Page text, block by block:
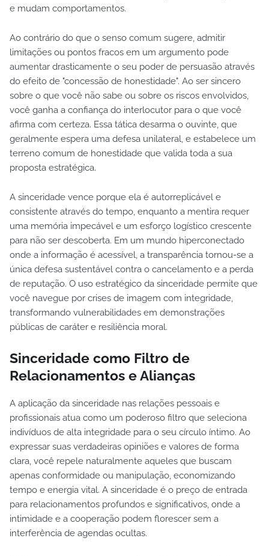
e mudam comportamentos.
Ao contrário do que o senso comum sugere, admitir
limitações ou pontos fracos em um argumento pode
aumentar drasticamente o seu poder de persuasão através
do efeito de "concessão de honestidade". Ao ser sincero
sobre o que você não sabe ou sobre os riscos envolvidos,
você ganha a confiança do interlocutor para o que você
afirma com certeza. Essa tática desarma o ouvinte, que
geralmente espera uma defesa unilateral, e estabelece um
terreno comum de honestidade que valida toda a sua
proposta estratégica.
A sinceridade vence porque ela é autorreplicável e
consistente através do tempo, enquanto a mentira requer
uma memória impecável e um esforço logístico crescente
para não ser descoberta. Em um mundo hiperconectado
onde a informação é acessível, a transparência tornou-se a
única defesa sustentável contra o cancelamento e a perda
de reputação. O uso estratégico da sinceridade permite que
você navegue por crises de imagem com integridade,
transformando vulnerabilidades em demonstrações
públicas de caráter e resiliência moral.
Sinceridade como Filtro de
Relacionamentos e Alianças
A aplicação da sinceridade nas relações pessoais e
profissionais atua como um poderoso filtro que seleciona
indivíduos de alta integridade para o seu círculo íntimo. Ao
expressar suas verdadeiras opiniões e valores de forma
clara, você repele naturalmente aqueles que buscam
apenas conformidade ou manipulação, economizando
tempo e energia vital. A sinceridade é o preço de entrada
para relacionamentos profundos e significativos, onde a
intimidade e a cooperação podem florescer sem a
interferência de agendas ocultas.